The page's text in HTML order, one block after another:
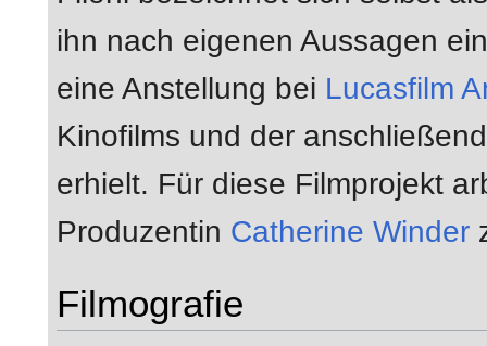
ihn nach eigenen Aussagen
eine Anstellung bei Lucasfilm
Kinofilms und der
erhielt. Für diese Filmprojekt
Produzentin Catherine Winder
Filmografie